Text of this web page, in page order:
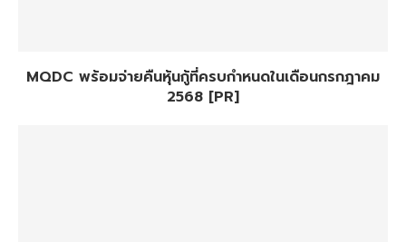
MQDC พร้อมจ่ายคืนหุ้นกู้ที่ครบกำหนดในเดือนกรกฎาคม
2568 [PR]